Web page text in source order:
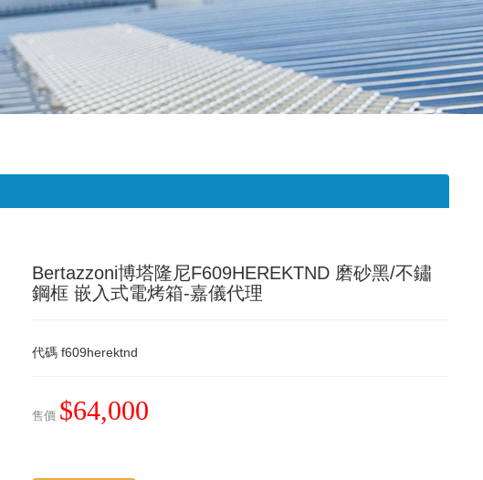
Bertazzoni博塔隆尼F609HEREKTND 磨砂黑/不鏽
鋼框 嵌入式電烤箱-嘉儀代理
代碼 f609herektnd
售價 $64,000